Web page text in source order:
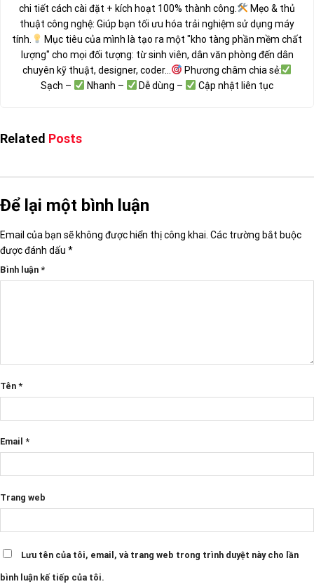
chi tiết cách cài đặt + kích hoạt 100% thành công.
Mẹo & thủ
thuật công nghệ: Giúp bạn tối ưu hóa trải nghiệm sử dụng máy
tính.
Mục tiêu của mình là tạo ra một "kho tàng phần mềm chất
lượng" cho mọi đối tượng: từ sinh viên, dân văn phòng đến dân
chuyên kỹ thuật, designer, coder...
Phương châm chia sẻ:
Sạch –
Nhanh – Dễ dùng – Cập nhật liên tục
Related Posts
Để lại một bình luận
Email của bạn sẽ không được hiển thị công khai. Các trường bắt buộc
được đánh dấu *
Bình luận *
Tên *
Email *
Trang web
Lưu tên của tôi, email, và trang web trong trình duyệt này cho lần
bình luận kế tiếp của tôi.